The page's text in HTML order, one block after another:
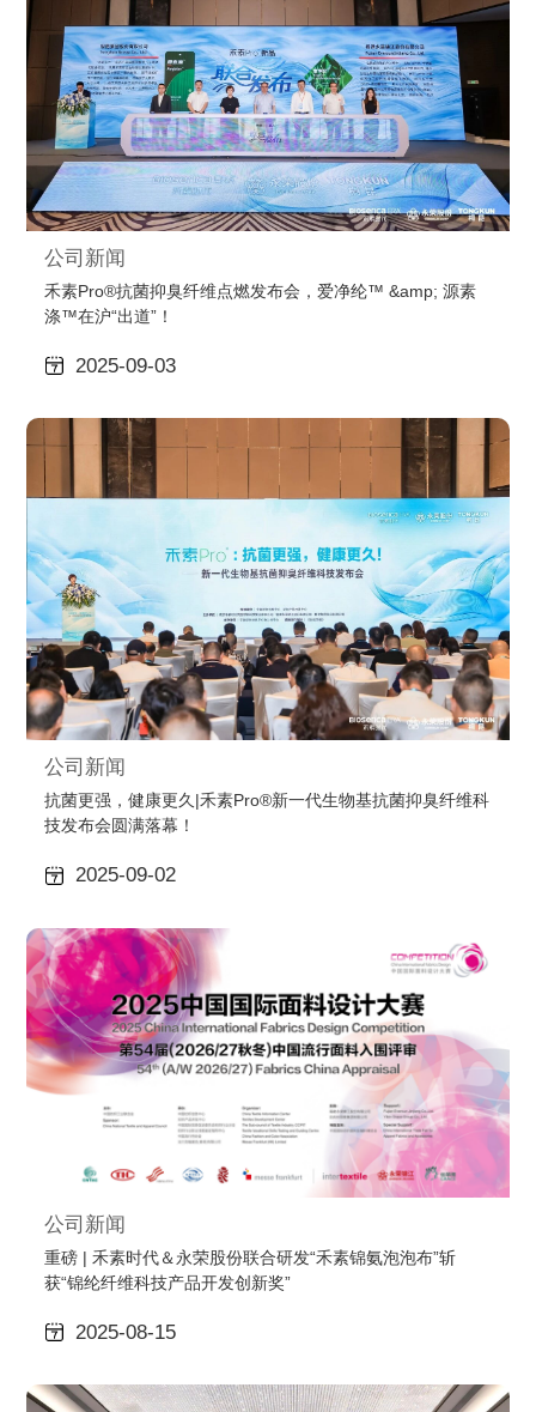
公司新闻
禾素Pro®抗菌抑臭纤维点燃发布会，爱净纶™ &amp; 源素
涤™在沪“出道”！
2025-09-03
公司新闻
抗菌更强，健康更久|禾素Pro®新一代生物基抗菌抑臭纤维科
技发布会圆满落幕！
2025-09-02
公司新闻
重磅 | 禾素时代＆永荣股份联合研发“禾素锦氨泡泡布”斩
获“锦纶纤维科技产品开发创新奖”
2025-08-15